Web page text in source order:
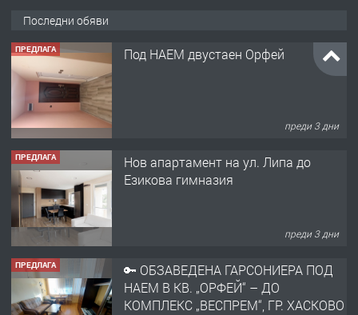
Последни обяви
ПРЕДЛАГА Под НАЕМ двустаен Орфей
преди 3 дни
ПРЕДЛАГА
Нов апартамент на ул. Липа до
Езикова гимназия
преди 3 дни
ПРЕДЛАГА
🔑 ОБЗАВЕДЕНА ГАРСОНИЕРА ПОД
НАЕМ В КВ. „ОРФЕЙ“ – ДО
КОМПЛЕКС „ВЕСПРЕМ“, ГР. ХАСКОВО